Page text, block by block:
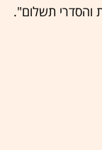
והסדרי תשלום".